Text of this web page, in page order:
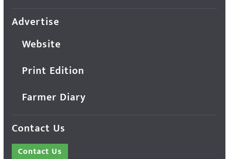
Advertise
Website
Print Edition
Farmer Diary
Contact Us
Contact Us